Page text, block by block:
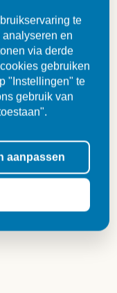
te
en
via derde
gebruiken
"Instellingen" te
gebruik van
aanpassen